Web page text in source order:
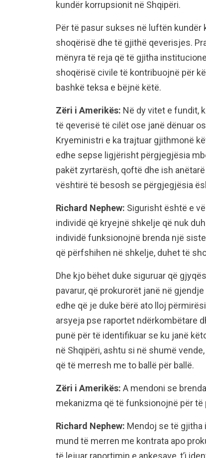
kundër korrupsionit në Shqipëri.
Për të pasur sukses në luftën
shoqërisë dhe të gjithë qeverisjes.
mënyra të reja që të gjitha
shoqërisë civile të kontribuojnë për
bashkë teksa e bëjnë këtë.
Zëri i Amerikës: Në dy vitet e fundit,
të qeverisë të cilët ose janë dënuar
Kryeministri e ka trajtuar gjithmonë
edhe sepse ligjërisht përgjegjësia
pakët zyrtarësh, qoftë dhe ish
vështirë të besosh se përgjegjësia
Richard Nephew: Sigurisht është e
individë që kryejnë shkelje që nuk
individë funksionojnë brenda një
që përfshihen në shkelje, duhet të
Dhe kjo bëhet duke siguruar që
pavarur, që prokurorët janë në
edhe që je duke bërë ato lloj
arsyeja pse raportet ndërkombëtare
punë për të identifikuar se ku janë
në Shqipëri, ashtu si në shumë
që të merresh me to ballë për ballë.
Zëri i Amerikës: A mendoni se
mekanizma që të funksionojnë për
Richard Nephew: Mendoj se të
mund të merren me kontrata apo
të lejuar raportimin e ankesave, t’i